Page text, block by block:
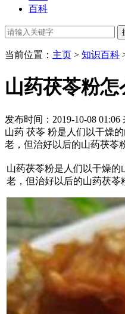
百科
当前位置： 主页 > 知识百科
山药茯苓粉
发布时间：2019-10-08 01:06
山药 茯苓 粉是人们以干燥
老，但治好以后的山药茯苓
山药茯苓粉是人们以干燥
老，但治好以后的山药茯苓